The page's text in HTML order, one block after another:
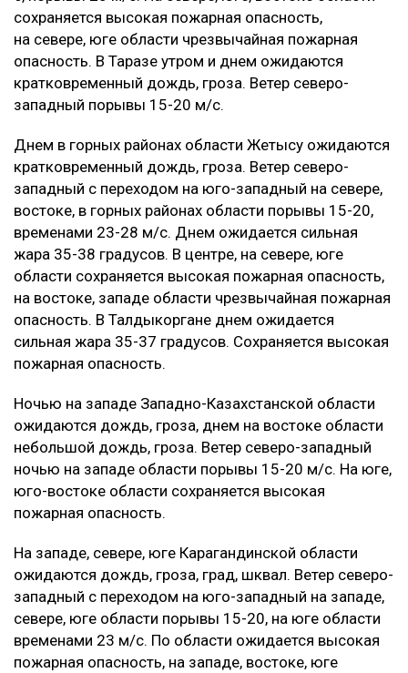
сохраняется высокая пожарная опасность,
на севере, юге области чрезвычайная пожарная
опасность. В Таразе утром и днем ожидаются
кратковременный дождь, гроза. Ветер северо-
западный порывы 15-20 м/с.
‎Днем в горных районах области Жетысу ожидаются
кратковременный дождь, гроза. Ветер северо-
западный с переходом на юго-западный на севере,
востоке, в горных районах области порывы 15-20,
временами 23-28 м/с. Днем ожидается сильная
жара 35-38 градусов. В центре, на севере, юге
области сохраняется высокая пожарная опасность,
на востоке, западе области чрезвычайная пожарная
опасность. В Талдыкоргане днем ожидается
сильная жара 35-37 градусов. Сохраняется высокая
пожарная опасность.
‎Ночью на западе Западно-Казахстанской области
ожидаются дождь, гроза, днем на востоке области
небольшой дождь, гроза. Ветер северо-западный
ночью на западе области порывы 15-20 м/с. На юге,
юго-востоке области сохраняется высокая
пожарная опасность.
‎На западе, севере, юге Карагандинской области
ожидаются дождь, гроза, град, шквал. Ветер северо-
западный с переходом на юго-западный на западе,
севере, юге области порывы 15-20, на юге области
временами 23 м/с. По области ожидается высокая
пожарная опасность, на западе, востоке, юге